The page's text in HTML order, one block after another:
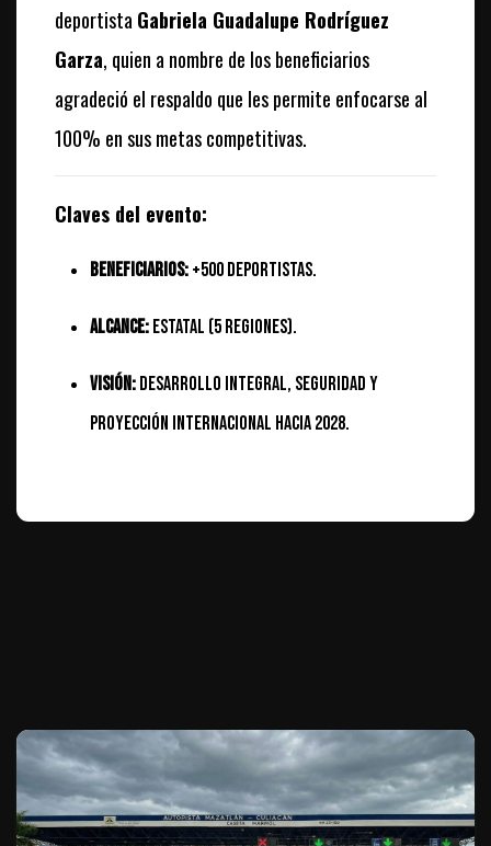
deportista Gabriela Guadalupe Rodríguez
Garza, quien a nombre de los beneficiarios
agradeció el respaldo que les permite enfocarse al
100% en sus metas competitivas.
Claves del evento:
Beneficiarios:+500 deportistas.
Alcance: Estatal (5 regiones).
Visión: Desarrollo integral, seguridad y
proyección internacional hacia 2028.